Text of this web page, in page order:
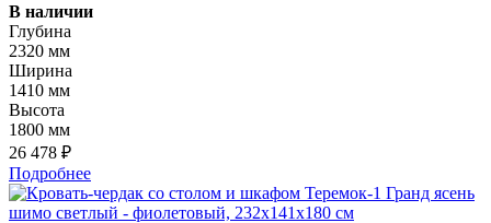
В наличии
Глубина
2320 мм
Ширина
1410 мм
Высота
1800 мм
26 478 ₽
Подробнее